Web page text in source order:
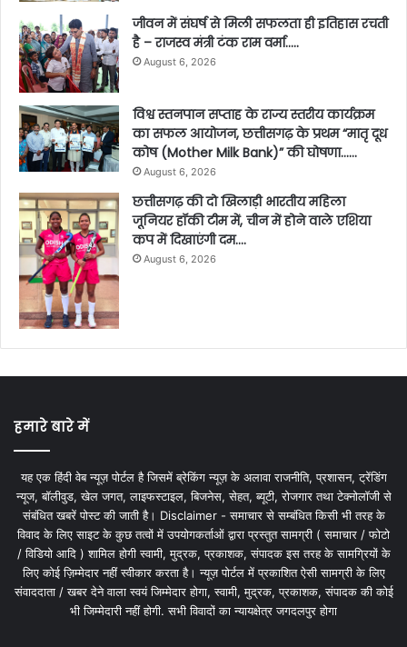
जीवन में संघर्ष से मिली सफलता ही इतिहास रचती
है – राजस्व मंत्री टंक राम वर्मा…..
August 6, 2026
विश्व स्तनपान सप्ताह के राज्य स्तरीय कार्यक्रम
का सफल आयोजन, छत्तीसगढ़ के प्रथम “मातृ दूध
कोष (Mother Milk Bank)” की घोषणा……
August 6, 2026
छत्तीसगढ़ की दो खिलाड़ी भारतीय महिला
जूनियर हॉकी टीम में, चीन में होने वाले एशिया
कप में दिखाएंगी दम….
August 6, 2026
हमारे बारे में
यह एक हिंदी वेब न्यूज़ पोर्टल है जिसमें ब्रेकिंग न्यूज़ के अलावा राजनीति, प्रशासन, ट्रेंडिंग
न्यूज, बॉलीवुड, खेल जगत, लाइफस्टाइल, बिजनेस, सेहत, ब्यूटी, रोजगार तथा टेक्नोलॉजी से
संबंधित खबरें पोस्ट की जाती है। Disclaimer - समाचार से सम्बंधित किसी भी तरह के
विवाद के लिए साइट के कुछ तत्वों में उपयोगकर्ताओं द्वारा प्रस्तुत सामग्री ( समाचार / फोटो
/ विडियो आदि ) शामिल होगी स्वामी, मुद्रक, प्रकाशक, संपादक इस तरह के सामग्रियों के
लिए कोई ज़िम्मेदार नहीं स्वीकार करता है। न्यूज़ पोर्टल में प्रकाशित ऐसी सामग्री के लिए
संवाददाता / खबर देने वाला स्वयं जिम्मेदार होगा, स्वामी, मुद्रक, प्रकाशक, संपादक की कोई
भी जिम्मेदारी नहीं होगी. सभी विवादों का न्यायक्षेत्र जगदलपुर होगा